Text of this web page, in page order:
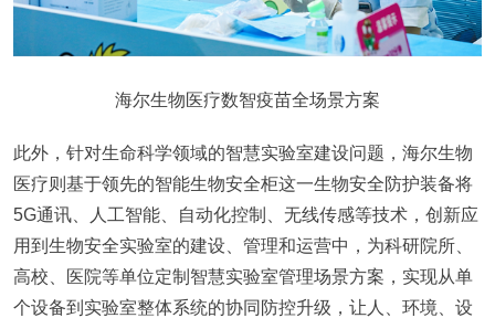
海尔生物医疗数智疫苗全场景方案
此外，针对生命科学领域的智慧实验室建设问题，海尔生物
医疗则基于领先的智能生物安全柜这一生物安全防护装备将
5G通讯、人工智能、自动化控制、无线传感等技术，创新应
用到生物安全实验室的建设、管理和运营中，为科研院所、
高校、医院等单位定制智慧实验室管理场景方案，实现从单
个设备到实验室整体系统的协同防控升级，让人、环境、设